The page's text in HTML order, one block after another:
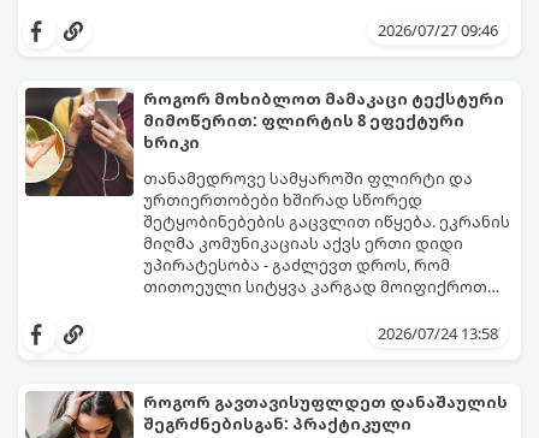
ფიზიოლოგიური და ფსიქოლოგიური
მოთმინებას მოითხოვს.
როგორ გახადოთ ეს პროცესი2026/07/27 09:46
როგორ მოხიბლოთ მამაკაცი ტექსტური
მიმოწერით: ფლირტის 8 ეფექტური
ხრიკი
თანამედროვე სამყაროში ფლირტი და
ურთიერთობები ხშირად სწორედ
შეტყობინებების გაცვლით იწყება. ეკრანის
მიღმა კომუნიკაციას აქვს ერთი დიდი
უპირატესობა - გაძლევთ დროს, რომ
თითოეული სიტყვა კარგად მოიფიქროთ
მოაცილოს და მოუთმენლად ელოდოს
წესი:
2026/07/24 13:58
როგორ გავთავისუფლდეთ დანაშაულის
შეგრძნებისგან: პრაქტიკული